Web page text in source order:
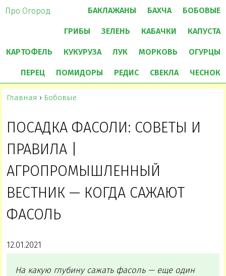
Про Огород БАКЛАЖАНЫ БАХЧА БОБОВЫЕ
ГРИБЫ ЗЕЛЕНЬ КАБАЧКИ КАПУСТА
КАРТОФЕЛЬ КУКУРУЗА ЛУК МОРКОВЬ ОГУРЦЫ
ПЕРЕЦ ПОМИДОРЫ РЕДИС СВЕКЛА ЧЕСНОК
Главная › Бобовые
ПОСАДКА ФАСОЛИ: СОВЕТЫ И
ПРАВИЛА |
АГРОПРОМЫШЛЕННЫЙ
ВЕСТНИК — КОГДА САЖАЮТ
ФАСОЛЬ
12.01.2021
На какую глубину сажать фасоль— еще один